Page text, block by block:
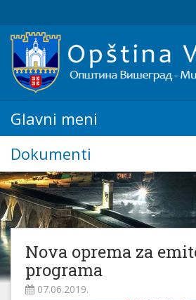
Glavni meni
Dokumenti
Nova oprema za
programa
07.06.2019.